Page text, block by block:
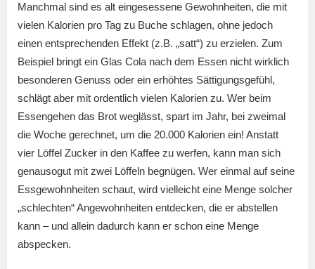
Manchmal sind es alt eingesessene Gewohnheiten, die mit
vielen Kalorien pro Tag zu Buche schlagen, ohne jedoch
einen entsprechenden Effekt (z.B. „satt“) zu erzielen. Zum
Beispiel bringt ein Glas Cola nach dem Essen nicht wirklich
besonderen Genuss oder ein erhöhtes Sättigungsgefühl,
schlägt aber mit ordentlich vielen Kalorien zu. Wer beim
Essengehen das Brot weglässt, spart im Jahr, bei zweimal
die Woche gerechnet, um die 20.000 Kalorien ein! Anstatt
vier Löffel Zucker in den Kaffee zu werfen, kann man sich
genausogut mit zwei Löffeln begnügen. Wer einmal auf seine
Essgewohnheiten schaut, wird vielleicht eine Menge solcher
„schlechten“ Angewohnheiten entdecken, die er abstellen
kann – und allein dadurch kann er schon eine Menge
abspecken.